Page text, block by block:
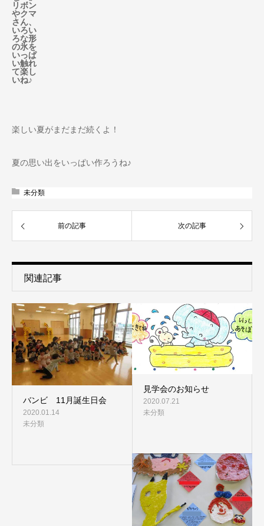
リボン
やクマ
さん、
いろい
ろな形
の氷を
いっぱ
い触れ
て楽し
いね♪
楽しい夏がまだまだ続くよ！
夏の思い出をいっぱい作ろうね♪
未分類
前の記事 次の記事
関連記事
バンビ 11月誕生日会
2020.01.14
未分類
見学会のお知らせ
2020.07.21
未分類